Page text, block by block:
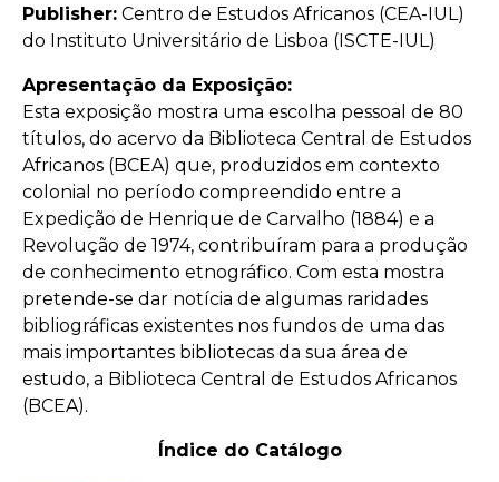
Publisher: Centro de Estudos Africanos (CEA-IUL)
do Instituto Universitário de Lisboa (ISCTE-IUL)
Apresentação da Exposição:
Esta exposição mostra uma escolha pessoal de 80
títulos, do acervo da Biblioteca Central de Estudos
Africanos (BCEA) que, produzidos em contexto
colonial no período compreendido entre a
Expedição de Henrique de Carvalho (1884) e a
Revolução de 1974, contribuíram para a produção
de conhecimento etnográfico. Com esta mostra
pretende-se dar notícia de algumas raridades
bibliográficas existentes nos fundos de uma das
mais importantes bibliotecas da sua área de
estudo, a Biblioteca Central de Estudos Africanos
(BCEA).
Índice do Catálogo